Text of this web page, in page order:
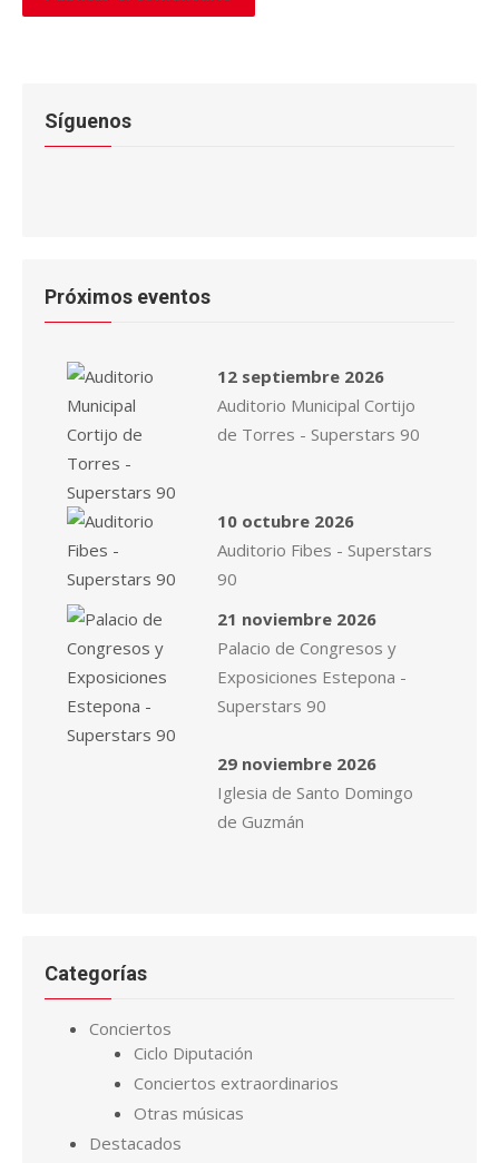
Síguenos
Próximos eventos
12 septiembre 2026
Auditorio Municipal Cortijo
de Torres - Superstars 90
10 octubre 2026
Auditorio Fibes - Superstars
90
21 noviembre 2026
Palacio de Congresos y
Exposiciones Estepona -
Superstars 90
29 noviembre 2026
Iglesia de Santo Domingo
de Guzmán
Categorías
Conciertos
Ciclo Diputación
Conciertos extraordinarios
Otras músicas
Destacados